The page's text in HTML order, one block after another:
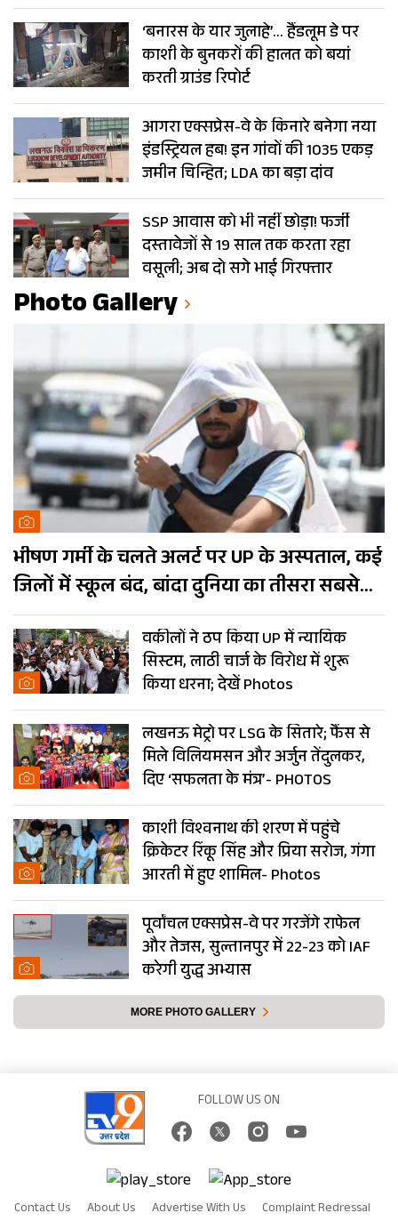
‘बनारस के यार जुलाहे’… हैंडलूम डे पर
काशी के बुनकरों की हालत को बयां
करती ग्राउंड रिपोर्ट
आगरा एक्सप्रेस-वे के किनारे बनेगा नया
इंडस्ट्रियल हब! इन गांवों की 1035 एकड़
जमीन चिन्हित; LDA का बड़ा दांव
SSP आवास को भी नहीं छोड़ा! फर्जी
दस्तावेजों से 19 साल तक करता रहा
वसूली; अब दो सगे भाई गिरफ्तार
Photo Gallery
भीषण गर्मी के चलते अलर्ट पर UP के अस्पताल, कई
जिलों में स्कूल बंद, बांदा दुनिया का तीसरा सबसे
गर्म शहर
वकीलों ने ठप किया UP में न्यायिक
सिस्टम, लाठी चार्ज के विरोध में शुरू
किया धरना; देखें Photos
लखनऊ मेट्रो पर LSG के सितारे; फैंस से
मिले विलियमसन और अर्जुन तेंदुलकर,
दिए ‘सफलता के मंत्र’- PHOTOS
काशी विश्वनाथ की शरण में पहुंचे
क्रिकेटर रिंकू सिंह और प्रिया सरोज, गंगा
आरती में हुए शामिल- Photos
पूर्वांचल एक्सप्रेस-वे पर गरजेंगे राफेल
और तेजस, सुल्तानपुर में 22-23 को IAF
करेगी युद्ध अभ्यास
MORE PHOTO GALLERY
FOLLOW US ON
Contact Us About Us Advertise With Us
Complaint Redressal